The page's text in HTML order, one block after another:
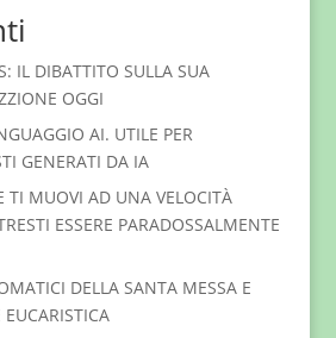
IL DIBATTITO SULLA SUA
OGGI
AI. UTILE PER
GENERATI DA IA
TI MUOVI AD UNA VELOCITÀ
ESSERE PARADOSSALMENTE
DELLA SANTA MESSA E
EUCARISTICA